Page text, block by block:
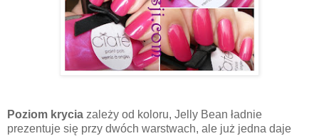
Poziom krycia zależy od koloru, Jelly Bean ładnie
prezentuje się przy dwóch warstwach, ale już jedna daje